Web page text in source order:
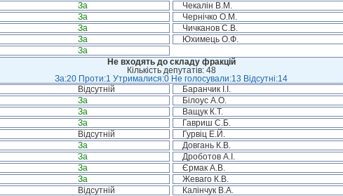
За Чекалін В.М.
За Чернічко О.М.
За Чичканов С.В.
За Юхимець О.Ф.
За
Не входять до складу фракцій
Кількість депутатів: 48
За:20 Проти:1 Утрималися:0 Не голосували:13 Відсутні:14
Відсутній Баранчик І.І.
За Білоус А.О.
За Ващук К.Т.
За Гавриш С.Б.
Відсутній Гурвіц Е.Й.
За Довгань К.В.
За Дроботов А.І.
За Єрмак А.В.
За Жеваго К.В.
Відсутній Калінчук В.А.